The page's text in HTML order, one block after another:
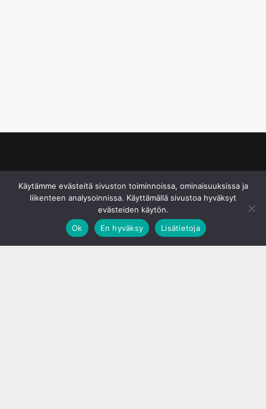
Käytämme evästeitä sivuston toiminnoissa, ominaisuuksissa ja
liikenteen analysoinnissa. Käyttämällä sivustoa hyväksyt
evästeiden käytön.
Ok
En hyväksy Lisätietoja